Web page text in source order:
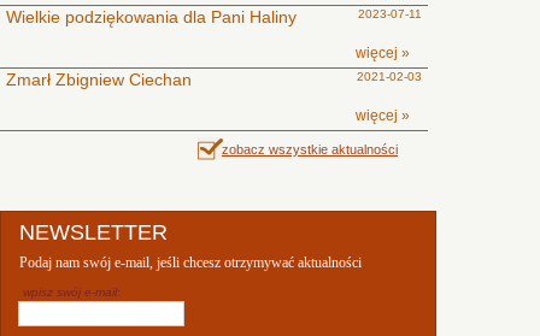
Wielkie podziękowania dla Pani Haliny 2023-07-11
więcej »
Zmarł Zbigniew Ciechan 2021-02-03
więcej »
zobacz wszystkie aktualności
NEWSLETTER
Podaj nam swój e-mail, jeśli chcesz otrzymywać aktualności
wpisz swój e-mail: